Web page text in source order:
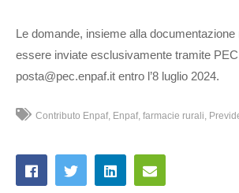
Le domande, insieme alla
essere inviate esclusivamente tramite PEC
posta@pec.enpaf.it entro l’8 luglio 2024.
Contributo Enpaf Enpaf farmacie rurali